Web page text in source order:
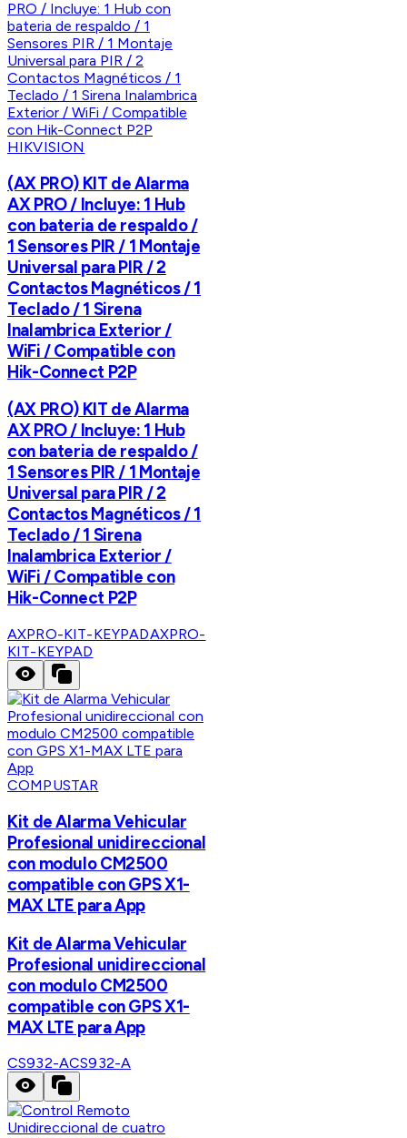
HIKVISION
(AX PRO) KIT de Alarma
AX PRO / Incluye: 1 Hub
con bateria de respaldo /
1 Sensores PIR / 1 Montaje
Universal para PIR / 2
Contactos Magnéticos / 1
Teclado / 1 Sirena
Inalambrica Exterior /
WiFi / Compatible con
Hik-Connect P2P
(AX PRO) KIT de Alarma
AX PRO / Incluye: 1 Hub
con bateria de respaldo /
1 Sensores PIR / 1 Montaje
Universal para PIR / 2
Contactos Magnéticos / 1
Teclado / 1 Sirena
Inalambrica Exterior /
WiFi / Compatible con
Hik-Connect P2P
AXPRO-KIT-KEYPADAXPRO-
KIT-KEYPAD
COMPUSTAR
Kit de Alarma Vehicular
Profesional unidireccional
con modulo CM2500
compatible con GPS X1-
MAX LTE para App
Kit de Alarma Vehicular
Profesional unidireccional
con modulo CM2500
compatible con GPS X1-
MAX LTE para App
CS932-ACS932-A